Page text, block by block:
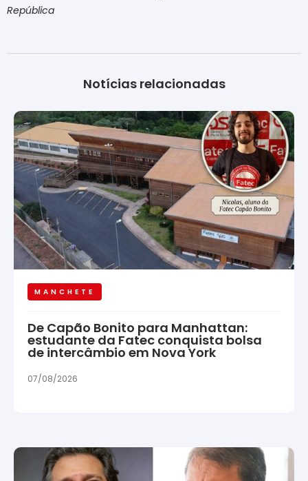
República
Notícias relacionadas
MANCHETE
De Capão Bonito para Manhattan:
estudante da Fatec conquista bolsa
de intercâmbio em Nova York
07/08/2026